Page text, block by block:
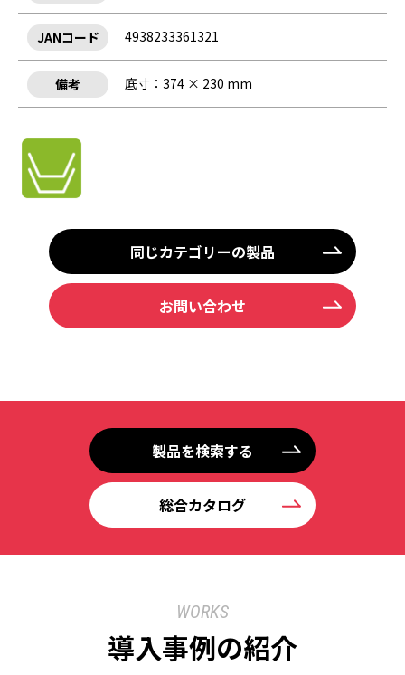
JANコード 4938233361321
備考 底寸：374 × 230 mm
同じカテゴリーの製品
お問い合わせ
製品を検索する
総合カタログ
WORKS
導入事例の紹介